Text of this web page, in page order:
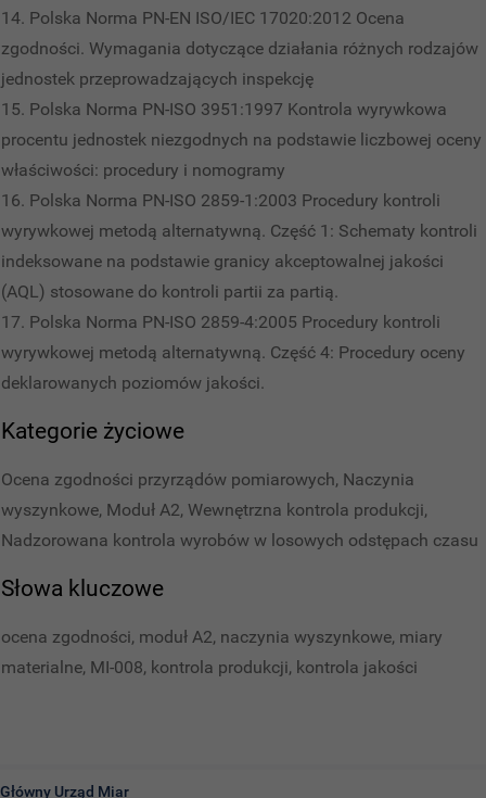
Polska Norma PN-EN ISO/IEC 17020:2012 Ocena
zgodności. Wymagania dotyczące działania różnych rodzajów
jednostek przeprowadzających inspekcję
Polska Norma PN-ISO 3951:1997 Kontrola wyrywkowa
procentu jednostek niezgodnych na podstawie liczbowej oceny
właściwości: procedury i nomogramy
Polska Norma PN-ISO 2859-1:2003 Procedury kontroli
wyrywkowej metodą alternatywną. Część 1: Schematy kontroli
indeksowane na podstawie granicy akceptowalnej jakości
(AQL) stosowane do kontroli partii za partią.
Polska Norma PN-ISO 2859-4:2005 Procedury kontroli
wyrywkowej metodą alternatywną. Część 4: Procedury oceny
deklarowanych poziomów jakości.
Kategorie życiowe
Ocena zgodności przyrządów pomiarowych, Naczynia
wyszynkowe, Moduł A2, Wewnętrzna kontrola produkcji,
Nadzorowana kontrola wyrobów w losowych odstępach czasu
Słowa kluczowe
ocena zgodności, moduł A2, naczynia wyszynkowe, miary
materialne, MI-008, kontrola produkcji, kontrola jakości
Główny Urząd Miar